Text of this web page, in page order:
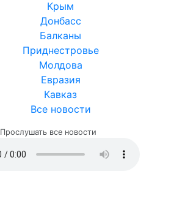
Крым
Донбасс
Балканы
Приднестровье
Молдова
Евразия
Кавказ
Все новости
Прослушать все новости